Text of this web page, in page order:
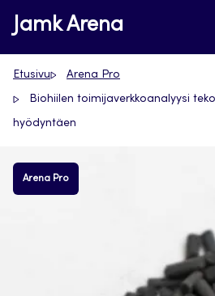
Siirry
suoraan
sisältöön
Jamk Arena
Etusivu Arena Pro
Biohiilen toimijaverkkoanalyysi
hyödyntäen
Arena Pro